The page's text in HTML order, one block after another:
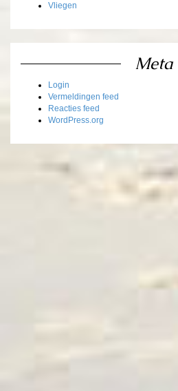
Vliegen
Meta
Login
Vermeldingen feed
Reacties feed
WordPress.org